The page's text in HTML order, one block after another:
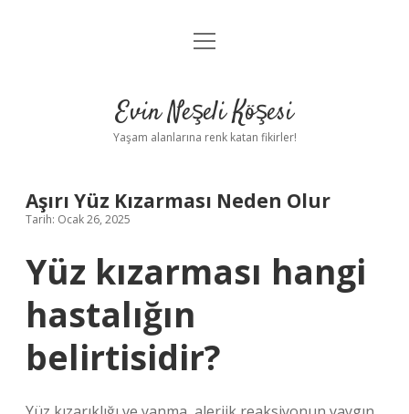
Anasayfa
Yasal Uyarı
menüyü
Evin Neşeli Köşesi
Yaşam alanlarına renk katan fikirler!
Aşırı Yüz Kızarması Neden Olur
Tarih: Ocak 26, 2025
Yüz kızarması hangi
hastalığın
belirtisidir?